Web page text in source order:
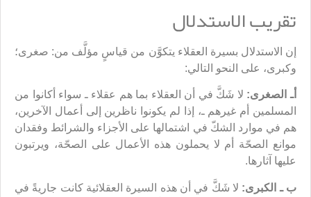
تقريب الاستدلال
إن الاستدلال بسيرة العقلاء يتكوَّن من قياسٍ مؤلَّف من: صغرى؛
وكبرى، على النحو التالي:
أـ الصغرى: لا شَكَّ في أن العقلاء بما هم عقلاء ـ سواء أكانوا من
المسلمين أم غيرهم ـ، إذا لم يكونوا ناظرين إلى أعمال الآخرين،
هم في موارد الشكّ في اشتمالها على الأجزاء والشرائط وفقدان
موانع الصحّة أم لا يحملون هذه الأعمال على الصحّة، ويرتبون
عليها آثارها.
ب ـ الكبرى: لا شَكَّ في أن هذه السيرة العقلائية كانت جاريةً في